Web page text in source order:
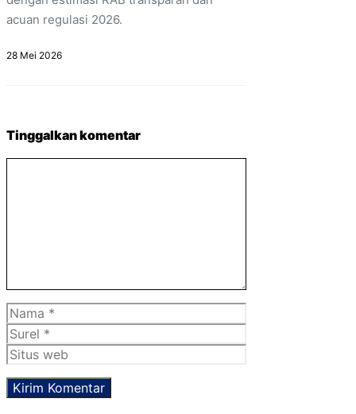
acuan regulasi 2026.
28 Mei 2026
Tinggalkan komentar
Nama
Surel
Situs